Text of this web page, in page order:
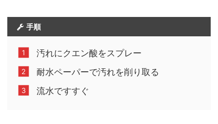
手順
汚れにクエン酸をスプレー
耐水ペーパーで汚れを削り取る
流水ですすぐ